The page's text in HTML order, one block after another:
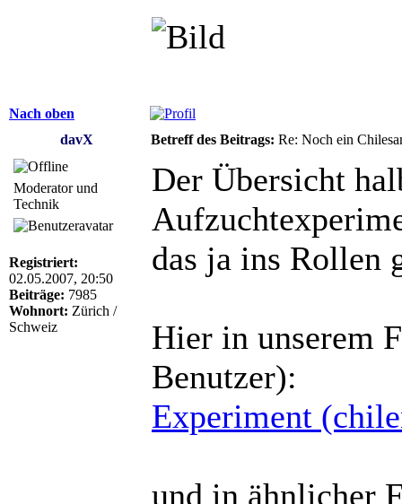
Nach oben
davX
Betreff des Beitrags: Re: Noch ein
Moderator und
Technik
Registriert:
02.05.2007, 20:50
Beiträge: 7985
Wohnort: Zürich /
Schweiz
Der Übersicht
das ja ins Rollen
Hier in unserem
Benutzer):
Experiment
und in ähnlicher